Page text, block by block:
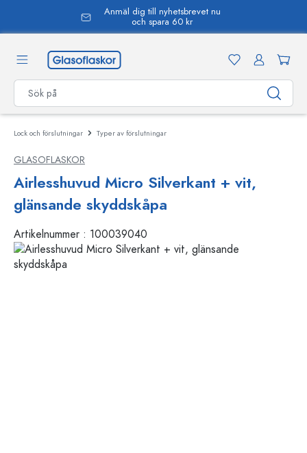
Anmäl dig till nyhetsbrevet nu
och spara 60 kr
Lock och förslutningar Typer av förslutningar
GLASOFLASKOR
Airlesshuvud Micro Silverkant + vit,
glänsande skyddskåpa
Artikelnummer : 100039040